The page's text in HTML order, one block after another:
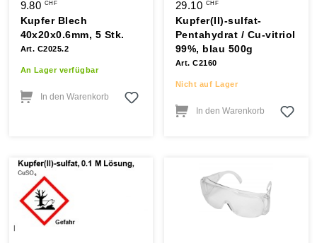
9.80 CHF
Kupfer Blech
40x20x0.6mm, 5 Stk.
Art. C2025.2
An Lager verfügbar
In den Warenkorb
29.10 CHF
Kupfer(II)-sulfat-
Pentahydrat / Cu-vitriol
99%, blau 500g
Art. C2160
Nicht auf Lager
In den Warenkorb